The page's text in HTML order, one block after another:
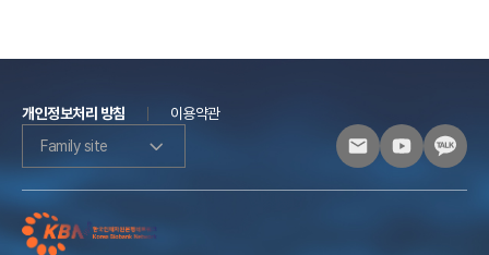
개인정보처리 방침
이용약관
Family site